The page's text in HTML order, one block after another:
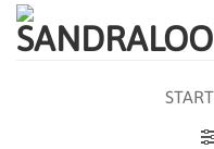
Zum
Inhalt